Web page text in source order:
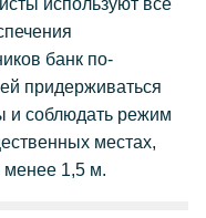
используют все
банк по-
придерживаться
и соблюдать режим
местах,
менее 1,5 м.